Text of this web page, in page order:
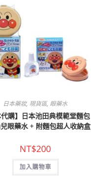
日本藥妝, 現貨區, 眼藥水
代購】日本池田典模範堂麵包
眼藥水 + 附麵包超人收納盒
NT$200
加入購物車